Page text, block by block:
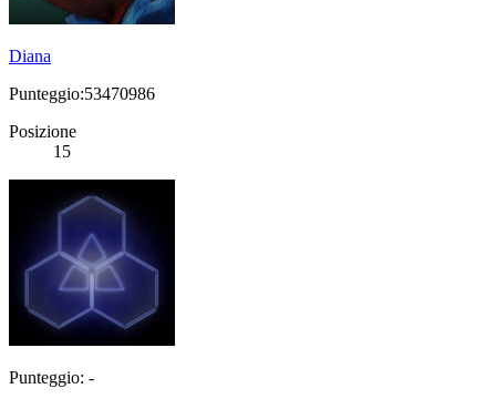
Diana
Punteggio:53470986
Posizione
15
Punteggio: -